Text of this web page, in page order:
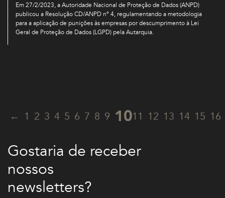
Em 27/2/2023, a Autoridade Nacional de Proteção de Dados (ANPD)
publicou a Resolução CD/ANPD nº 4, regulamentando a metodologia
para a aplicação de punições às empresas por descumprimento à Lei
Geral de Proteção de Dados (LGPD) pela Autarquia.
← 1 2 3 4 5 6 7 8 9 1011 12 13 14 15 16
Gostaria de receber
nossos
newsletters?